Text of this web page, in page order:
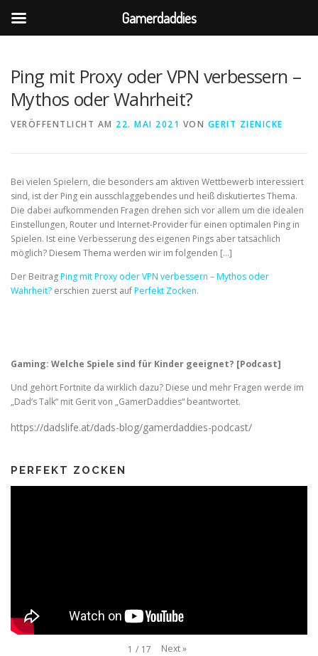
InhaltPing mit Proxy oder VPN verbessern –
Mythos oder Wahrheit?
VERÖFFENTLICHT AM 22. MAI 2021 VON GERIT ZIENICKE
Bei vielen Spielern, die besonders am aktiven Wettbewerb interessiert
sind, ist der Ping ein ausschlaggebendes und heiß diskutiertes Thema.
Die dabei aufkommenden Fragen drehen sich vor allem um die idealen
Einstellungen, Router und Internet-Provider für einen optimalen Ping in
Spielen. Ist eine Verbesserung des eigenen Pings aber tatsächlich
möglich? Diesem Thema werden wir im folgenden […]
Der BeitragPing mit Proxy oder VPN verbessern – Mythos oder
Wahrheit? erschien zuerst aufPerfekt Zocken.
Gaming: Welche Spiele sind für Kinder geeignet? [Podcast]
Und gehört Fortnite da wirklich dazu? Diese und mehr Fragen werde im
„Dad’s Talk“ mit Gerit von „GamerDaddies“ beantwortet.
https://dadslife.at/dads-blog/gamerdaddies-podcast/
PERFEKT ZOCKEN
1 / 17 Next »
Gamerdaddies